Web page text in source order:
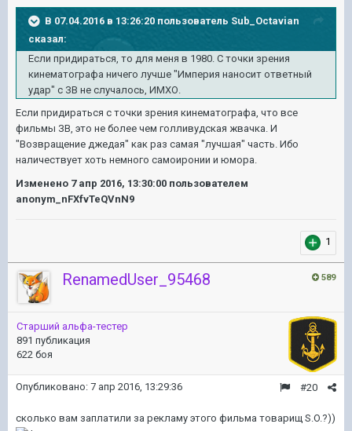
В 07.04.2016 в 13:26:20 пользователь Sub_Octavian
сказал:
Если придираться, то для меня в 1980. С точки зрения
кинематографа ничего лучше "Империя наносит ответный
удар" с ЗВ не случалось, ИМХО.
Если придираться с точки зрения кинематографа, что все
фильмы ЗВ, это не более чем голливудская жвачка. И
"Возвращение джедая" как раз самая "лучшая" часть. Ибо
наличествует хоть немного самоиронии и юмора.
Изменено 7 апр 2016, 13:30:00 пользователем
anonym_nFXfvTeQVnN9
1
589
RenamedUser_95468
Старший альфа-тестер
891 публикация
622 боя
#20
Опубликовано: 7 апр 2016, 13:29:36
сколько вам заплатили за рекламу этого фильма товарищ S.O.?))